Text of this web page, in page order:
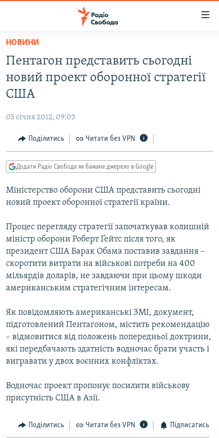
Перейти
основного
матеріалу
Перейти
до
основної
Перейти
до
пошуку
СТАТТІ
СУСПІЛЬСТВО
УКРАЇНА
РОСІЙСЬКА «ФІЛЬТРАЦІЯ»
ДОНБАС.РЕАЛІЇ
ТИ ЯК?
СХЕМИ
ПРИАЗОВ’Я
КИТАЙ.ВИКЛИКИ
МУЛЬТИМЕДІА
ФОТО
СПЕЦПРОЄКТИ
КРИМ РЕАЛІЇ
РУС
ДОЛУЧАЙСЯ!
НОВИНИ
Пентагон представить сьогодні
новий проект оборонної стратегії
США
05 січня 2012, 09:03
Поділитись Читати без VPN
Додати Радіо Свобода як бажане джерело в Google
Міністерство оборони США представить сьогодні
новий проект оборонної стратегії країни.
Процес перегляду стратегії започаткував колишній
міністр оборони Роберт Ґейтс після того, як
президент США Барак Обама поставив завдання –
скоротити витрати на військові потреби на 400
мільярдів доларів, не завдаючи при цьому шкоди
американським стратегічним інтересам.
Як повідомляють американські ЗМІ, документ,
підготовлений Пентагоном, містить рекомендацію
– відмовитися від положень попередньої доктрини,
які передбачають здатність водночас брати участь і
вигравати у двох воєнних конфліктах.
Водночас проект пропонує посилити військову
присутність США в Азії.
Поділитись Читати без VPN Підписатись